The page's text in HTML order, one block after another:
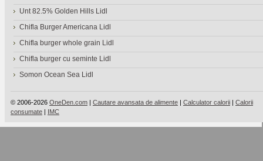
Unt 82.5% Golden Hills Lidl
Chifla Burger Americana Lidl
Chifla burger whole grain Lidl
Chifla burger cu seminte Lidl
Somon Ocean Sea Lidl
© 2006-2026 OneDen.com | Cautare avansata de alimente | Calculator calorii | Calorii
consumate | IMC